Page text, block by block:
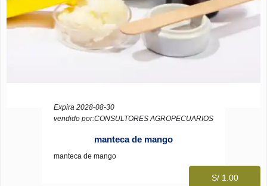
Expira 2028-08-30
vendido por:CONSULTORES AGROPECUARIOS
manteca de mango
manteca de mango
S/ 1.00